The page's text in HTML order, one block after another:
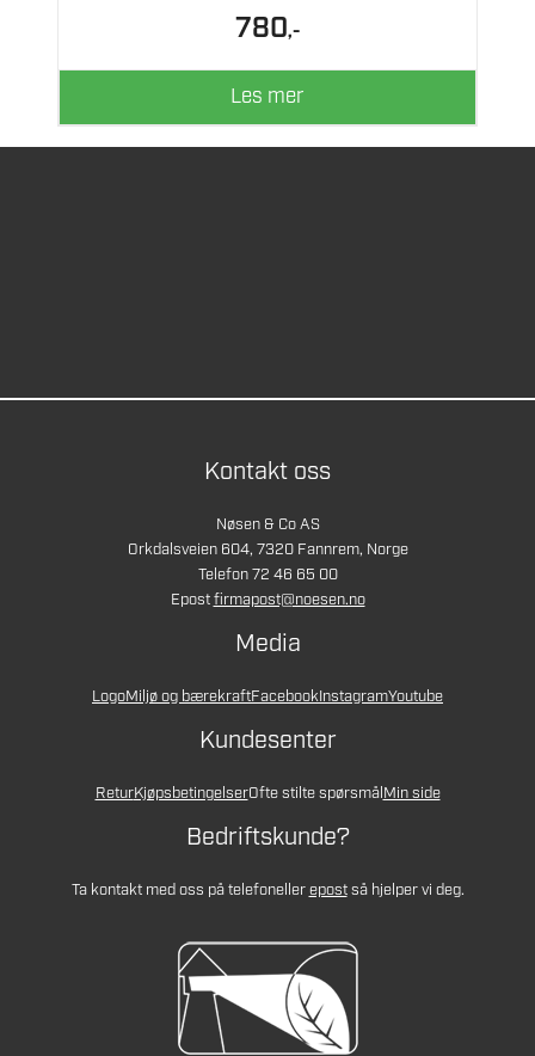
780,-
Les mer
Kontakt oss
Nøsen & Co AS
Orkdalsveien 604, 7320 Fannrem, Norge
Telefon 72 46 65 00
Epostfirmapost@noesen.no
Media
LogoMiljø og bærekraftFacebookInstagramYoutube
Kundesenter
ReturKjøpsbetingelserOfte stilte spørsmålMin side
Bedriftskunde?
Ta kontakt med oss på telefonellerepostså hjelper vi deg.